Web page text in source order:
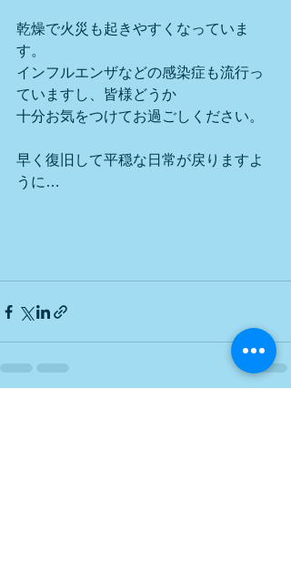
乾燥で火災も起きやすくなっていま
す。
インフルエンザなどの感染症も流行っ
ていますし、皆様どうか
十分お気をつけてお過ごしください。
早く復旧して平穏な日常が戻りますよ
うに…